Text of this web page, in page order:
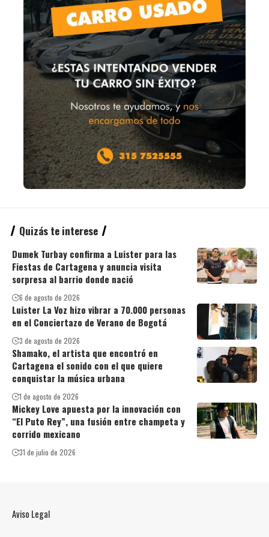
Quizás te interese
Dumek Turbay confirma a Luister para las
Fiestas de Cartagena y anuncia visita
sorpresa al barrio donde nació
6 de agosto de 2026
Luister La Voz hizo vibrar a 70.000 personas
en el Conciertazo de Verano de Bogotá
3 de agosto de 2026
Shamako, el artista que encontró en
Cartagena el sonido con el que quiere
conquistar la música urbana
1 de agosto de 2026
Mickey Love apuesta por la innovación con
“El Puto Rey”, una fusión entre champeta y
corrido mexicano
31 de julio de 2026
Aviso Legal